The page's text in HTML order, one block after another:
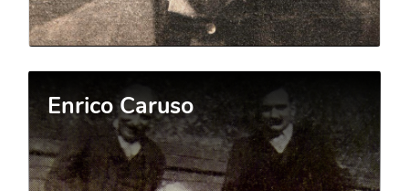
Enrico Caruso